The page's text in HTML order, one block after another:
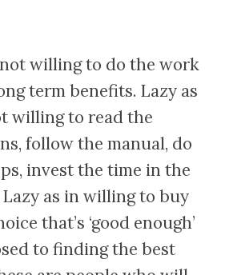
not willing to do the work
term benefits. Lazy as
willing to read the
follow the manual, do
invest the time in the
as in willing to buy
that’s ‘good enough’
to finding the best